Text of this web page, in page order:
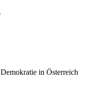
in Österreich